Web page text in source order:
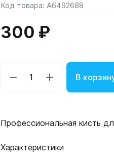
Код товара: A6492688
300 ₽
В
Профессиональная кисть
Характеристики